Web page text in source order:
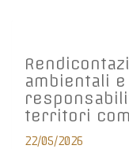
ambientali
territori
22/05/2026